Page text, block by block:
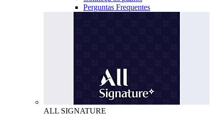
Perguntas Frequentes
ALL SIGNATURE